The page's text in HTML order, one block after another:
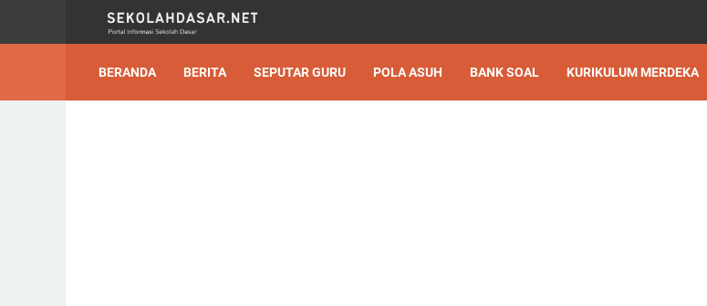
BERANDA BERITA SEPUTAR GURU POLA ASUH BANK SOAL KURIKULUM MERDEKA